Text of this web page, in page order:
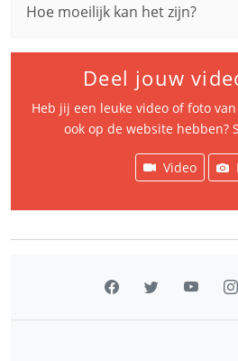
Hoe moeilijk kan het zijn?
Deel jouw
Heb jij een leuke video of foto
ook op de website hebben?
Video